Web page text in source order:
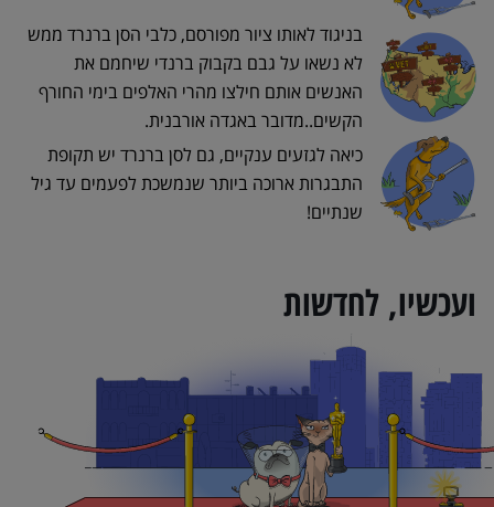
בניגוד לאותו ציור מפורסם, כלבי הסן ברנרד ממש
לא נשאו על גבם בקבוק ברנדי שיחמם את
האנשים אותם חילצו מהרי האלפים בימי החורף
הקשים..מדובר באגדה אורבנית.
כיאה לגזעים ענקיים, גם לסן ברנרד יש תקופת
התבגרות ארוכה ביותר שנמשכת לפעמים עד גיל
שנתיים!
ועכשיו, לחדשות